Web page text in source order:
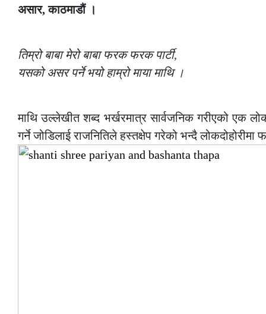
असार, काठमाडौं ।
तिम्रो बाबा मेरो बाबा फरक फरक पार्टी,
यसको असर पर्ने भयो हाम्रो माया माथि ।
माथि उल्लेखीत शब्द भर्खरमात्र सार्वजनिक गरीएको एक
गर्ने जोडिलाई राजनितिले हस्तक्षेप गरेको भन्दै